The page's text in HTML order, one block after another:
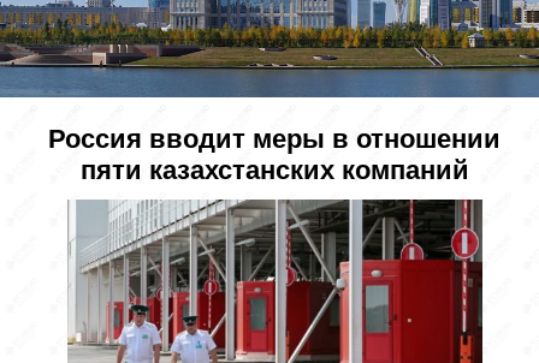
Россия вводит меры в отношении
пяти казахстанских компаний